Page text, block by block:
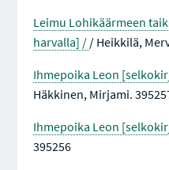
Leimu Lohikäärmeen
harvalla] / / Heikkilä,
Ihmepoika Leon
Häkkinen, Mirjami.
Ihmepoika Leon
395256